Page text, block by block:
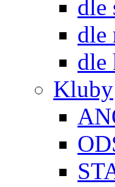
dle
dle
dle
Kluby